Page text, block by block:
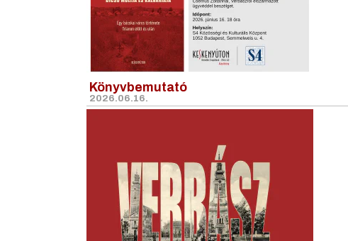
Könyvbemutató
2026.06.16.